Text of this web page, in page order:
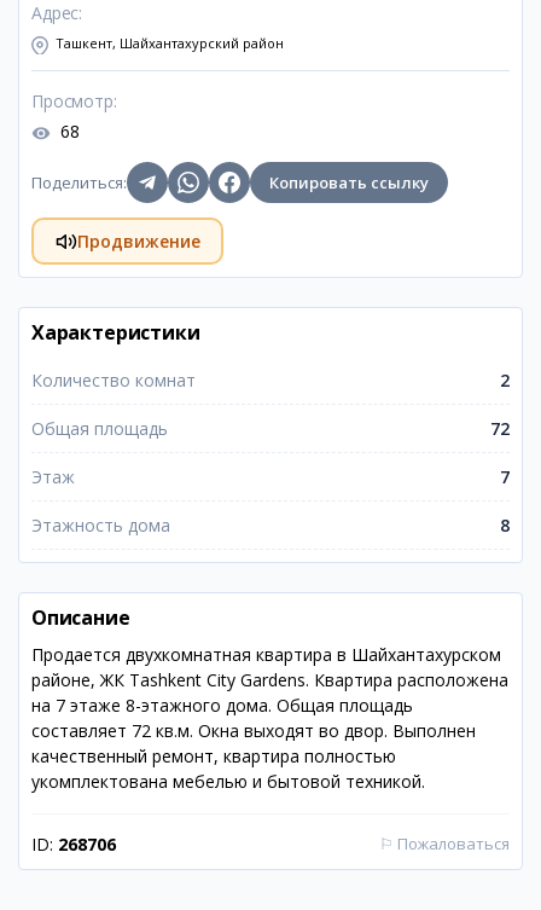
Адрес:
Ташкент, Шайхантахурский район
Просмотр:
68
Поделиться: Копировать ссылку
Продвижение
Характеристики
Количество комнат 2
Общая площадь 72
Этаж 7
Этажность дома 8
Описание
Продается двухкомнатная квартира в Шайхантахурском
районе, ЖК Tashkent City Gardens. Квартира расположена
на 7 этаже 8-этажного дома. Общая площадь
составляет 72 кв.м. Окна выходят во двор. Выполнен
качественный ремонт, квартира полностью
укомплектована мебелью и бытовой техникой.
ID: 268706 ⚐ Пожаловаться